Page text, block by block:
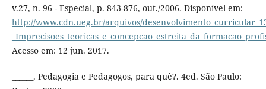
v.27, n. 96 - Especial, p. 843-876, out./2006. Disponível em:
http://www.cdn.ueg.br/arquivos/
Acesso em: 12 jun. 2017.
______. Pedagogia e Pedagogos, para quê?. 4ed. São Paulo: